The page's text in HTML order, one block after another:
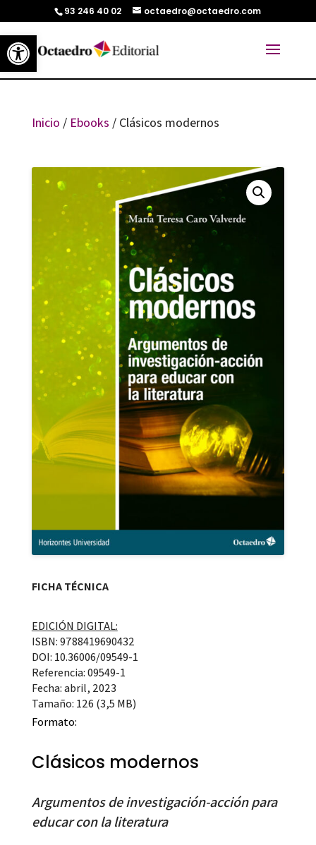
Abrir barra de herramientas
93 246 40 02 octaedro@octaedro.com
Inicio / Ebooks / Clásicos modernos
FICHA TÉCNICA
EDICIÓN DIGITAL:
ISBN: 9788419690432
DOI: 10.36006/09549-1
Referencia: 09549-1
Fecha: abril, 2023
Tamaño: 126 (3,5 MB)
Formato:
Clásicos modernos
Argumentos de investigación-acción para
educar con la literatura